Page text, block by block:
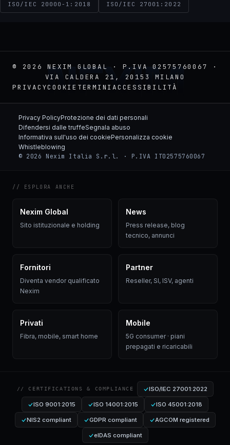
ISO/IEC 20000-1:2018 ISO/IEC 27001:2022
© 2026 NEXIM GLOBAL · P.IVA 02575760067 ·
VIA CALDERA 21, 20153 MILANO
PRIVACYCOOKIE TERMINI ACCESSIBILITÀ
NEXIM
Privacy PolicyProtezione dei dati personali
Difendersi dalle truffeSegnala abuso
Informativa sull'uso dei cookiePersonalizza cookie
Whistleblowing
© 2026 Nexim Italia S.r.l. · P.IVA IT02575760067
// ESPLORA ANCHE
Nexim Global
Sito istituzionale e holding
News
Press release, blog
tecnico, annunci
Fornitori
Diventa vendor qualificato
Nexim
Partner
Reseller, SI, ISV, agenti
Privati
Fibra, mobile, smart home
Mobile
5G consumer · piani
prepagati e ricaricabili
// CERTIFICATIONS & COMPLIANCE ISO/IEC 27001:2022
ISO 9001:2015 ISO 14001:2015 ISO 45001:2018
NIS2 compliant GDPR compliant AGCOM registered
eIDAS compliant